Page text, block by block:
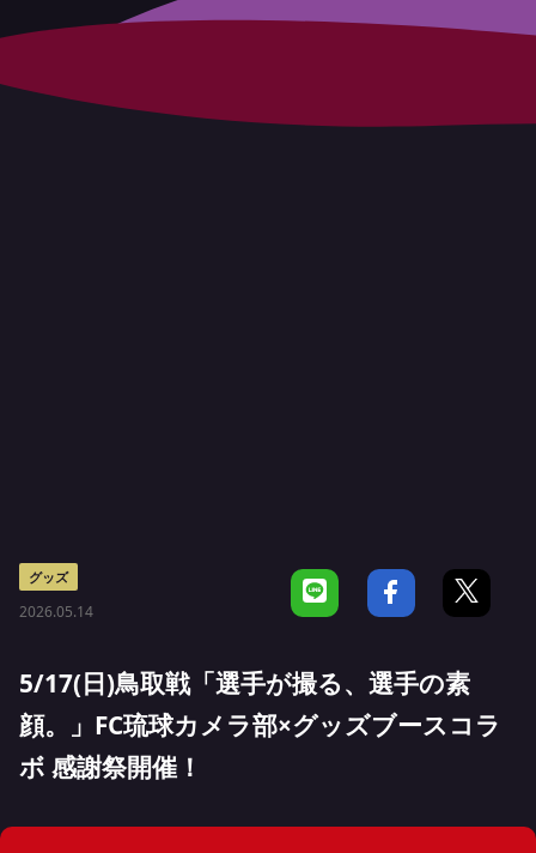
グッズ
2026.05.14
5/17(日)鳥取戦「選手が撮る、選手の素
顔。」FC琉球カメラ部×グッズブースコラ
ボ 感謝祭開催！